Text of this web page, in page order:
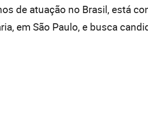
de atuação no Brasil, está
em São Paulo, e busca